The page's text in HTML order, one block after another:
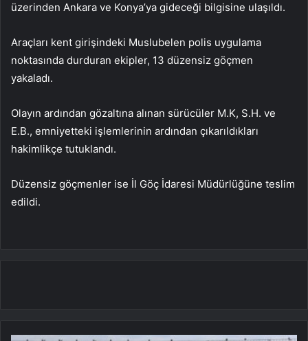
üzerinden Ankara ve Konya’ya gideceği bilgisine ulaşıldı.
Araçları kent girişindeki Muslubelen polis uygulama
noktasında durduran ekipler, 13 düzensiz göçmen
yakaladı.
Olayın ardından gözaltına alınan sürücüler M.K, S.H. ve
E.B., emniyetteki işlemlerinin ardından çıkarıldıkları
hakimlikçe tutuklandı.
Düzensiz göçmenler ise İl Göç İdaresi Müdürlüğüne teslim
edildi.